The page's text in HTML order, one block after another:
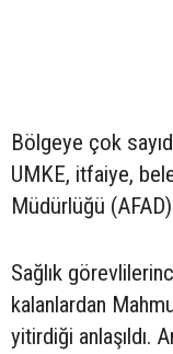
Bölgeye çok
UMKE, itfaiye,
Müdürlüğü
Sağlık
kalanlardan
yitirdiği anlaşıldı.